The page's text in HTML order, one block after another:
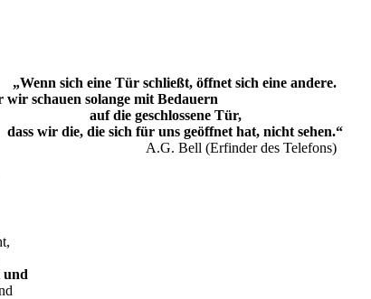
„Wenn sich eine Tür schließt, öffnet sich eine andere.
wir schauen solange mit Bedauern
auf die geschlossene Tür,
dass wir die, die sich für uns geöffnet hat, nicht sehen.“
A.G. Bell (Erfinder des Telefons)
und